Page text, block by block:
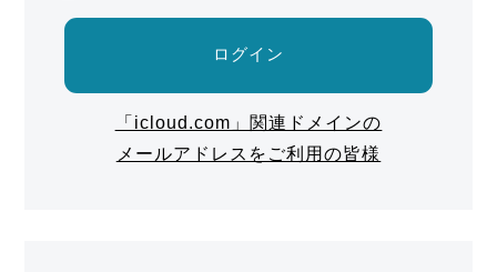
ログイン
「icloud.com」関連ドメインの
メールアドレスをご利用の皆様